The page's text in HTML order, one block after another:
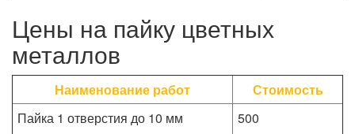
Цены на пайку цветных
металлов
Наименование работ
Стоимость
Пайка 1 отверстия до 10 мм
500